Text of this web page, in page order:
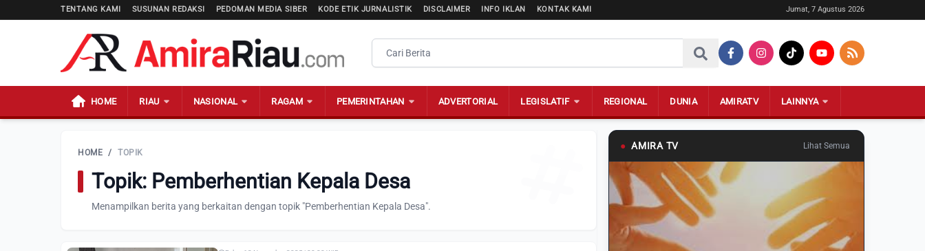
TENTANG KAMI SUSUNAN REDAKSI PEDOMAN MEDIA SIBER KODE ETIK JURNALISTIK DISCLAIMER INFO IKLAN KONTAK KAMI Jumat, 7 Agustus 2026
HOME RIAU NASIONAL RAGAM PEMERINTAHAN ADVERTORIAL LEGISLATIF REGIONAL DUNIA AMIRATV LAINNYA
HOME / TOPIK
Topik: Pemberhentian Kepala Desa
Menampilkan berita yang berkaitan dengan topik "Pemberhentian Kepala Desa".
● AMIRA TV Lihat Semua